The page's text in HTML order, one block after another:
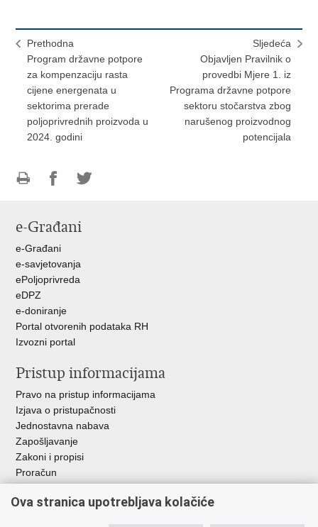
Prethodna
Program državne potpore
za kompenzaciju rasta
cijene energenata u
sektorima prerade
poljoprivrednih proizvoda u
2024. godini
Sljedeća
Objavljen Pravilnik o
provedbi Mjere 1. iz
Programa državne potpore
sektoru stočarstva zbog
narušenog proizvodnog
potencijala
FacebookuTwitteru
e-Građani
e-Građani
e-savjetovanja
ePoljoprivreda
eDPZ
e-doniranje
Portal otvorenih podataka RH
Izvozni portal
Pristup informacijama
Pravo na pristup informacijama
Izjava o pristupačnosti
Jednostavna nabava
Zapošljavanje
Zakoni i propisi
Proračun
RH
Ova stranica upotrebljava kolačiće